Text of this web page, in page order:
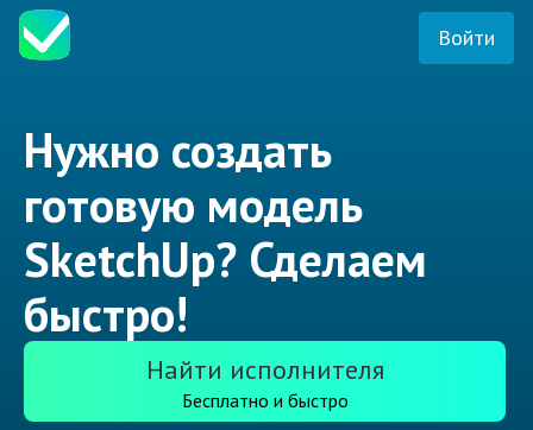
Войти
Нужно создать
готовую модель
SketchUp? Сделаем
быстро!
Найти исполнителя
Бесплатно и быстро